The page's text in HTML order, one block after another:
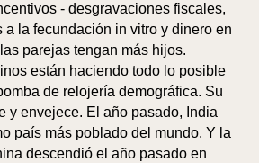
- desgravaciones fiscales,
a la fecundación in vitro y dinero en
parejas tengan más hijos.
están haciendo todo lo posible
de relojería demográfica. Su
y envejece. El año pasado, India
país más poblado del mundo. Y la
descendió el año pasado en